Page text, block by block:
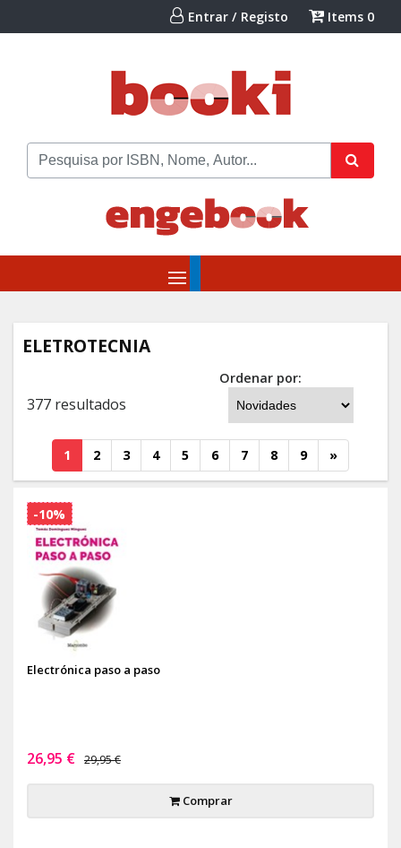
Entrar / Registo Items 0
ELETROTECNIA
377 resultados
Ordenar por:
1 2 3 4 5 6 7 8 9 »
Electrónica paso a paso
26,95 € 29,95 €
Comprar
-10%